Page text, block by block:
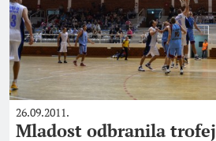
26.09.2011.
Mladost odbranila trofej